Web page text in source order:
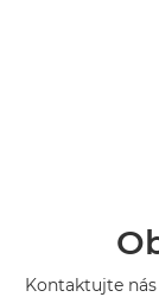
Kontaktujte